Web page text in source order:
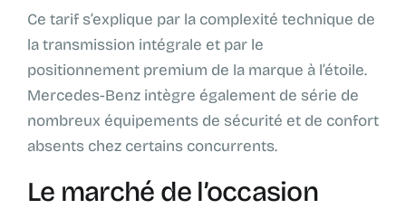
Ce tarif s’explique par la complexité technique de
la transmission intégrale et par le
positionnement premium de la marque à l’étoile.
Mercedes-Benz intègre également de série de
nombreux équipements de sécurité et de confort
absents chez certains concurrents.
Le marché de l’occasion